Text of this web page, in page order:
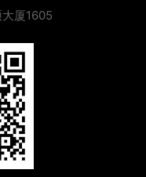
厦1605